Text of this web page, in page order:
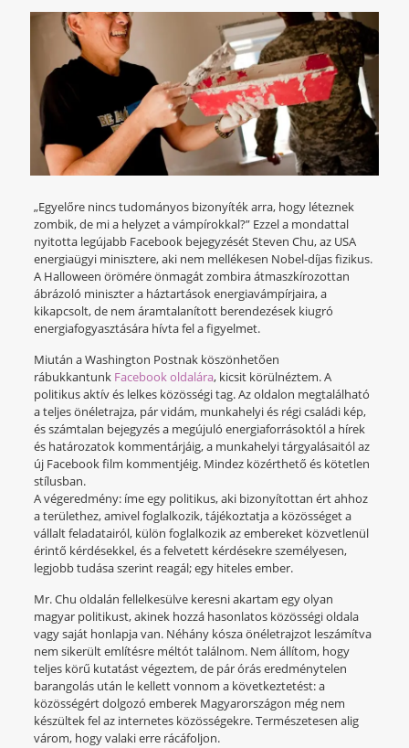
„Egyelőre nincs tudományos bizonyíték arra, hogy léteznek
zombik, de mi a helyzet a vámpírokkal?” Ezzel a mondattal
nyitotta legújabb Facebook bejegyzését Steven Chu, az USA
energiaügyi minisztere, aki nem mellékesen Nobel-díjas fizikus.
A Halloween örömére önmagát zombira átmaszkírozottan
ábrázoló miniszter a háztartások energiavámpírjaira, a
kikapcsolt, de nem áramtalanított berendezések kiugró
energiafogyasztására hívta fel a figyelmet.
Miután a Washington Postnak köszönhetően
rábukkantunk Facebook oldalára, kicsit körülnéztem. A
politikus aktív és lelkes közösségi tag. Az oldalon megtalálható
a teljes önéletrajza, pár vidám, munkahelyi és régi családi kép,
és számtalan bejegyzés a megújuló energiaforrásoktól a hírek
és határozatok kommentárjáig, a munkahelyi tárgyalásaitól az
új Facebook film kommentjéig. Mindez közérthető és kötetlen
stílusban.
A végeredmény: íme egy politikus, aki bizonyítottan ért ahhoz
a területhez, amivel foglalkozik, tájékoztatja a közösséget a
vállalt feladatairól, külön foglalkozik az embereket közvetlenül
érintő kérdésekkel, és a felvetett kérdésekre személyesen,
legjobb tudása szerint reagál; egy hiteles ember.
Mr. Chu oldalán fellelkesülve keresni akartam egy olyan
magyar politikust, akinek hozzá hasonlatos közösségi oldala
vagy saját honlapja van. Néhány kósza önéletrajzot leszámítva
nem sikerült említésre méltót találnom. Nem állítom, hogy
teljes körű kutatást végeztem, de pár órás eredménytelen
barangolás után le kellett vonnom a következtetést: a
közösségért dolgozó emberek Magyarországon még nem
készültek fel az internetes közösségekre. Természetesen alig
várom, hogy valaki erre rácáfoljon.